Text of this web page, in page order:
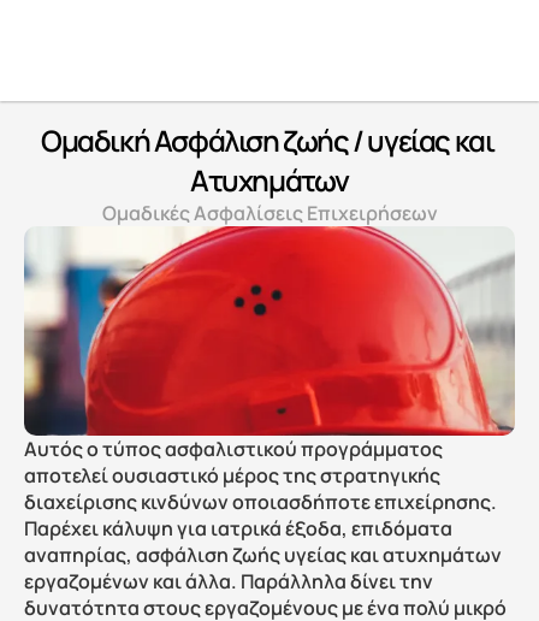
Ομαδική Ασφάλιση ζωής / υγείας και
Ατυχημάτων
Ομαδικές Ασφαλίσεις Επιχειρήσεων
Αυτός ο τύπος ασφαλιστικού προγράμματος
αποτελεί ουσιαστικό μέρος της στρατηγικής
διαχείρισης κινδύνων οποιασδήποτε επιχείρησης.
Παρέχει κάλυψη για ιατρικά έξοδα, επιδόματα
αναπηρίας, ασφάλιση ζωής υγείας και ατυχημάτων
εργαζομένων και άλλα. Παράλληλα δίνει την
δυνατότητα στους εργαζομένους με ένα πολύ μικρό